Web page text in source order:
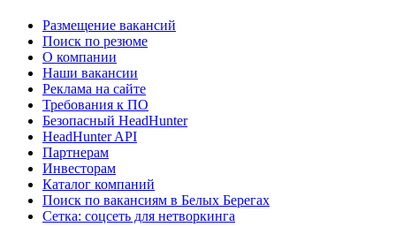
Размещение вакансий
Поиск по резюме
О компании
Наши вакансии
Реклама на сайте
Требования к ПО
Безопасный HeadHunter
HeadHunter API
Партнерам
Инвесторам
Каталог компаний
Поиск по вакансиям в Белых Берегах
Сетка: соцсеть для нетворкинга